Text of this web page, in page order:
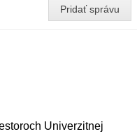
Pridať správu
Univerzitnej